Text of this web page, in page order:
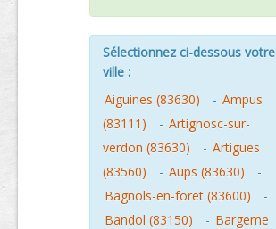
Sélectionnez ci-dessous votre
ville :
Aiguines (83630)
- Ampus
(83111)
- Artignosc-sur-
verdon (83630)
- Artigues
(83560)
- Aups (83630)
-
Bagnols-en-foret (83600)
-
Bandol (83150)
- Bargeme